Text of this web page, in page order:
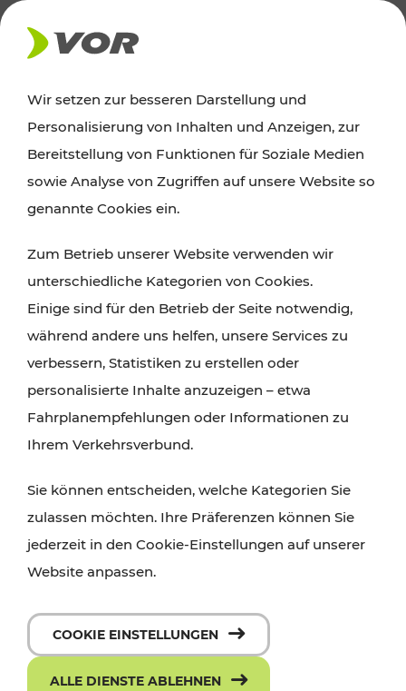
AKTUELLES
Ausflugstipps
Wien, Niederösterreich und das Burgenland
Wanderungen, Kultur und Gastronomie,
Radtouren oder purer Naturgenuss – viele
Attraktionen sind mit den Ticket- und Fahrplan-
Angeboten des VOR gut und schnell erreichbar.
Wir setzen zur besseren Darstellung und
Personalisierung von Inhalten und Anzeigen, zur
Bereitstellung von Funktionen für Soziale Medien
sowie Analyse von Zugriffen auf unsere Website so
genannte Cookies ein.
Zum Betrieb unserer Website verwenden wir
unterschiedliche Kategorien von Cookies.
Einige sind für den Betrieb der Seite notwendig,
während andere uns helfen, unsere Services zu
verbessern, Statistiken zu erstellen oder
personalisierte Inhalte anzuzeigen – etwa
Fahrplanempfehlungen oder Informationen zu
Ihrem Verkehrsverbund.
Sie können entscheiden, welche Kategorien Sie
zulassen möchten. Ihre Präferenzen können Sie
jederzeit in den Cookie-Einstellungen auf unserer
Website anpassen.
COOKIE EINSTELLUNGEN
ALLE DIENSTE ABLEHNEN